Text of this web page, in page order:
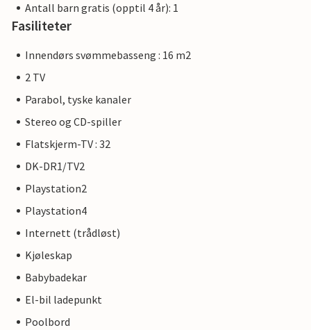
Antall barn gratis (opptil 4 år): 1
Fasiliteter
Innendørs svømmebasseng : 16 m2
2 TV
Parabol, tyske kanaler
Stereo og CD-spiller
Flatskjerm-TV : 32
DK-DR1/TV2
Playstation2
Playstation4
Internett (trådløst)
Kjøleskap
Babybadekar
El-bil ladepunkt
Poolbord